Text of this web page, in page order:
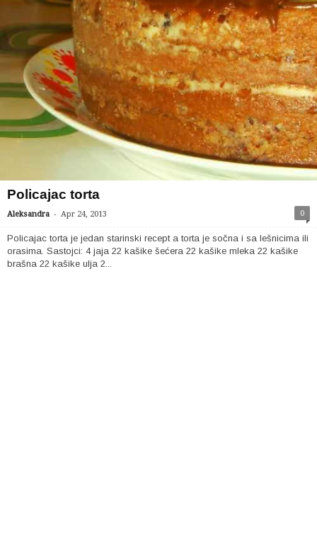
Policajac torta
Aleksandra - Apr 24, 2013 0
Policajac torta je jedan starinski recept a torta je sočna i sa lešnicima ili
orasima. Sastojci: 4 jaja 22 kašike šećera 22 kašike mleka 22 kašike
brašna 22 kašike ulja 2...